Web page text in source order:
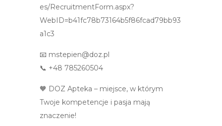
es/RecruitmentForm.aspx?
WebID=b41fc78b73164b5f86fcad79bb93
a1c3
📧 mstepien@doz.pl
📞 +48 785260504
🧡 DOZ Apteka – miejsce, w którym
Twoje kompetencje i pasja mają
znaczenie!